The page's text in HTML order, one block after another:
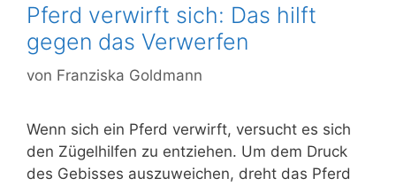
Pferd verwirft sich: Das hilft
gegen das Verwerfen
von Franziska Goldmann
Wenn sich ein Pferd verwirft, versucht es sich
den Zügelhilfen zu entziehen. Um dem Druck
des Gebisses auszuweichen, dreht das Pferd